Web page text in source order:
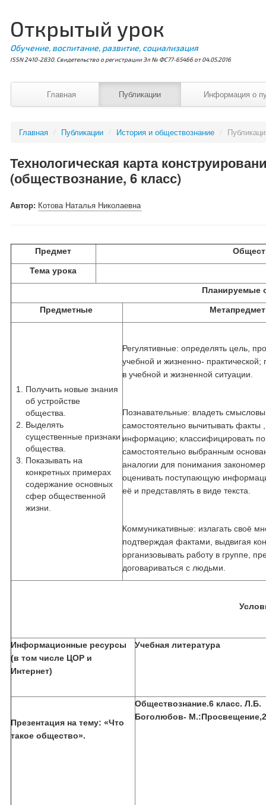
Открытый урок
Обучение, воспитание, развитие, социализация
ISSN 2410-2830. Свидетельство о регистрации Эл № ФС77-65466 от 04.05.2016
Главная Публикации Информация о
Главная / Публикации / История и обществознание /
Технологическая карта
(обществознание, 6 класс)
Автор: Котова Наталья Николаевна
Предмет
Тема урока
Планируемые
Предметные
Получить новые знания
об устройстве
общества.
Выделять
существенные признаки
общества.
Показывать на
конкретных примерах
содержание основных
сфер общественной
жизни.
Регулятивные: определять цель,
учебной и жизненно- практической;
в учебной и жизненной ситуации.
Познавательные: владеть
самостоятельно вычитывать факты
информацию; классифицировать
самостоятельно выбранным
аналогии для понимания
оценивать поступающую
её и представлять в виде текста.
Коммуникативные: излагать своё
подтверждая фактами, выдвигая
организовывать работу в группе,
договариваться с людьми.
Информационные ресурсы
(в том числе ЦОР и
Интернет)
Учебная литература
Презентация на тему: «Что
такое общество».
Обществознание.6 класс. Л.Б.
Боголюбов-